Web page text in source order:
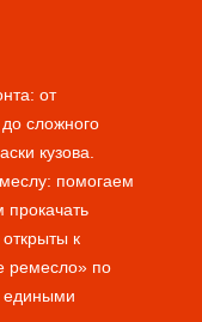
от
сложного
кузова.
помогаем
к
ремесло» по
едиными